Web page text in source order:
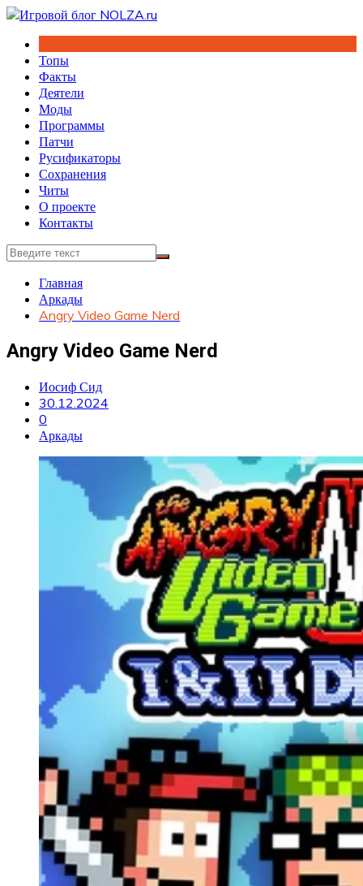
Перейти
содержимому
Топы
Факты
Деятели
Моды
Программы
Патчи
Русификаторы
Сохранения
Читы
О проекте
Контакты
Главная
Аркады
Angry Video Game Nerd
Angry Video Game Nerd
Иосиф Сид
30.12.2024
0
Аркады